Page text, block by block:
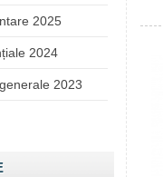
2025
2024
2023